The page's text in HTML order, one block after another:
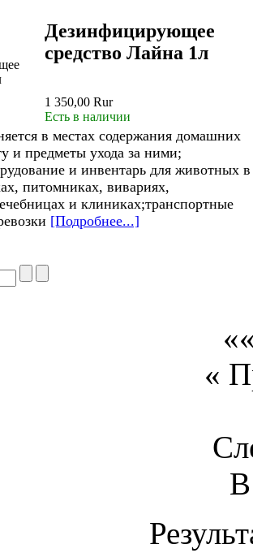
Дезинфицирующее
средство Лайна 1л
1 350,00 Rur
Есть в наличии
в местах содержания домашних
и предметы ухода за ними;
и инвентарь для животных в
питомниках, вивариях,
и клиниках;транспортные
[Подробнее...]
«